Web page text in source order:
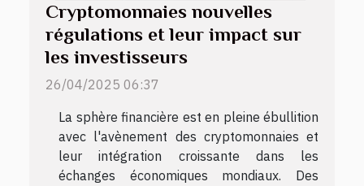
Cryptomonnaies nouvelles
régulations et leur impact sur
les investisseurs
26/04/2025 06:37
La sphère financière est en pleine ébullition
avec l'avènement des cryptomonnaies et
leur intégration croissante dans les
échanges économiques mondiaux. Des